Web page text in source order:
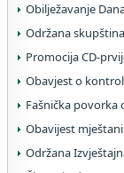
Obilježavanje
Održana
Promocija CD-
Obavjest o
Fašnička povorka
Obavijest
Održana